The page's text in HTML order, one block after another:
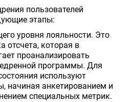
пользователей
этапы:
уровня лояльности. Это
отсчета, которая в
проанализировать
программы. Для
используют
начиная анкетированием и
специальных метрик.